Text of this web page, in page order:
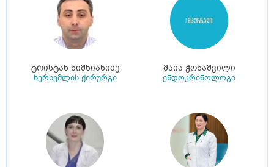
ტრისტან ნიშნიანიძე
ხერხემლის ქირურგი
მაია ჭონაშვილი
ენდოკრინოლოგი